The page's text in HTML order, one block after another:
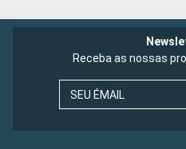
Receba as nossas
SEU ÉMAIL